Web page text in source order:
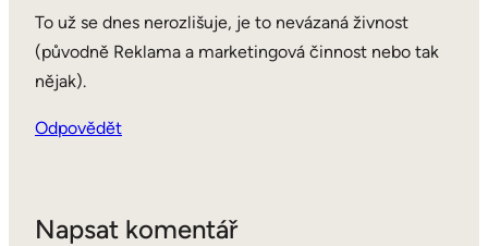
To už se dnes nerozlišuje, je to nevázaná živnost
(původně Reklama a marketingová činnost nebo tak
nějak).
Odpovědět
Napsat komentář